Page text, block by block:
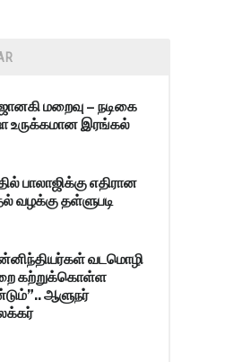
மறைவு – நடிகை
உருக்கமான இரங்கல்
பாலாஜிக்கு எதிரான
வழக்கு தள்ளுபடி
வடமொழி
கற்றுக்கொள்ள
ஆளுநர்